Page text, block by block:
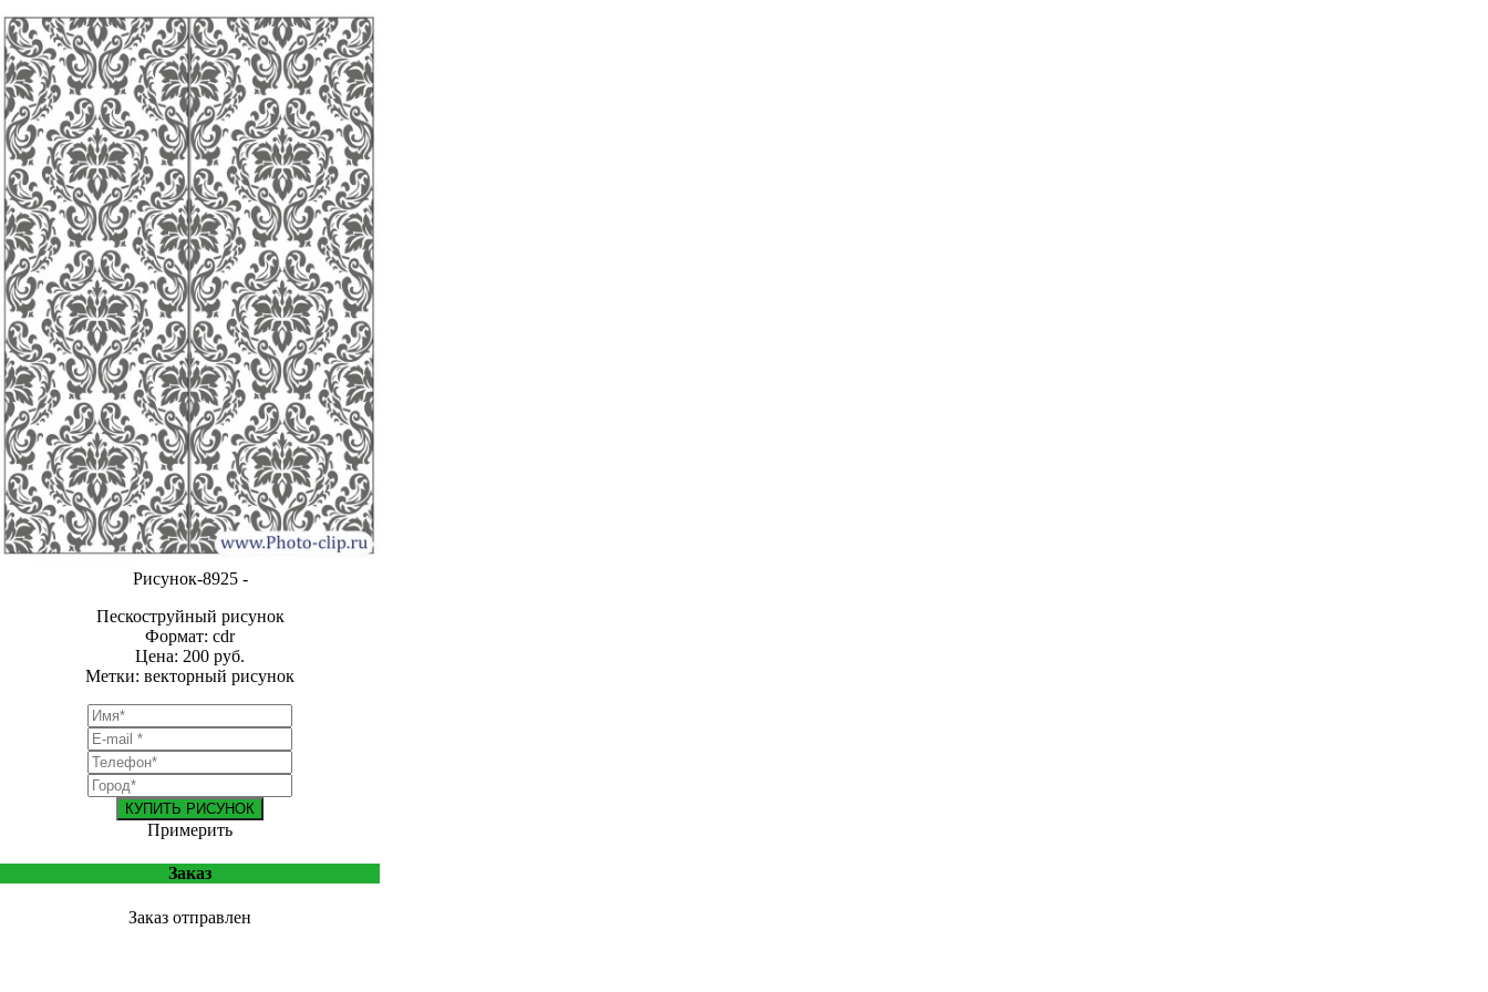
Рисунок-8925 -
Пескоструйный рисунок
Формат: cdr
Цена: 200 руб.
Метки: векторный рисунок
КУПИТЬ РИСУНОК
Примерить
Заказ
Заказ отправлен